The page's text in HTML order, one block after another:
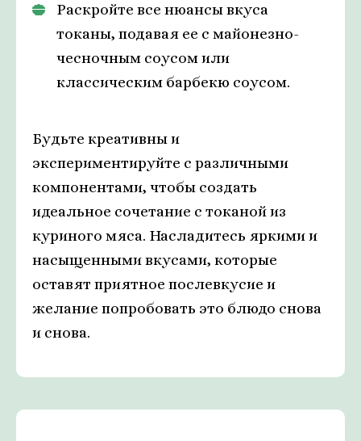
Раскройте все нюансы вкуса
токаны, подавая ее с майонезно-
чесночным соусом или
классическим барбекю соусом.
Будьте креативны и
экспериментируйте с различными
компонентами, чтобы создать
идеальное сочетание с токаной из
куриного мяса. Насладитесь яркими и
насыщенными вкусами, которые
оставят приятное послевкусие и
желание попробовать это блюдо снова
и снова.